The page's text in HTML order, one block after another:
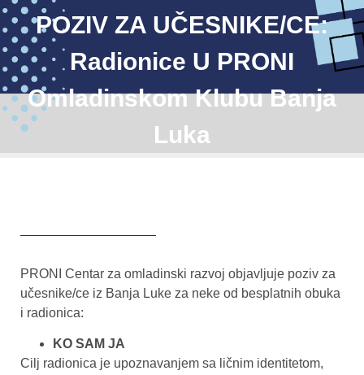
POZIV ZA UČESNIKE/CE:
Radionice U PRONI
Omladinskom Klubu Banja
Luka
PRONI Centar za omladinski razvoj objavljuje poziv za
učesnike/ce iz Banja Luke za neke od besplatnih obuka
i radionica:
KO SAM JA
Cilj radionica je upoznavanjem sa ličnim identitetom,